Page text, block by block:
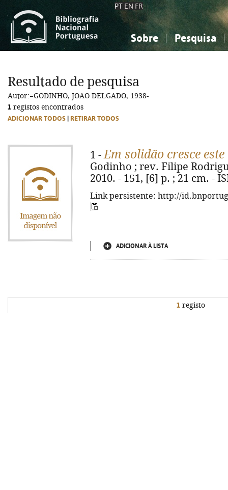
PT EN FR
Sobre Pesquisa
Ciências sociais...
Ciências sociais...
Resultado de pesquisa
Autor:=GODINHO, JOAO DELGADO, 1938-
1 registos encontrados
ADICIONAR TODOS RETIRAR TODOS
1 -Em solidão cresce
Godinho ; rev. Filipe
2010. - 151, [6] p. ; 21 cm. -
Link persistente: http://
ADICIONAR À LISTA
1 registo